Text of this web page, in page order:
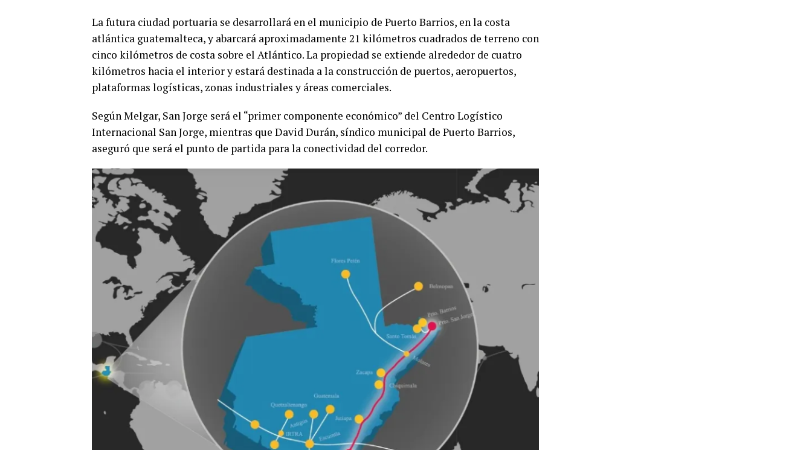
La futura ciudad portuaria se desarrollará en el municipio de Puerto Barrios, en la costa
atlántica guatemalteca, y abarcará aproximadamente 21 kilómetros cuadrados de terreno con
cinco kilómetros de costa sobre el Atlántico. La propiedad se extiende alrededor de cuatro
kilómetros hacia el interior y estará destinada a la construcción de puertos, aeropuertos,
plataformas logísticas, zonas industriales y áreas comerciales.
Según Melgar, San Jorge será el “primer componente económico” del Centro Logístico
Internacional San Jorge, mientras que David Durán, síndico municipal de Puerto Barrios,
aseguró que será el punto de partida para la conectividad del corredor.